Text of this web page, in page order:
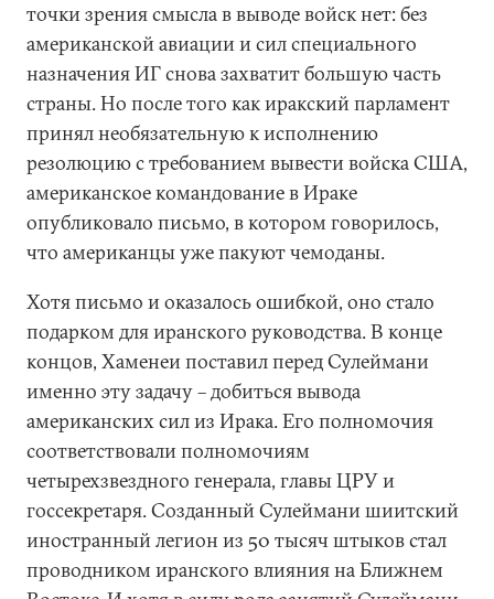
точки зрения смысла в выводе войск нет: без
американской авиации и сил специального
назначения ИГ снова захватит большую часть
страны. Но после того как иракский парламент
принял необязательную к исполнению
резолюцию с требованием вывести войска США,
американское командование в Ираке
опубликовало письмо, в котором говорилось,
что американцы уже пакуют чемоданы.
Хотя письмо и оказалось ошибкой, оно стало
подарком для иранского руководства. В конце
концов, Хаменеи поставил перед Сулеймани
именно эту задачу – добиться вывода
американских сил из Ирака. Его полномочия
соответствовали полномочиям
четырехзвездного генерала, главы ЦРУ и
госсекретаря. Созданный Сулеймани шиитский
иностранный легион из 50 тысяч штыков стал
проводником иранского влияния на Ближнем